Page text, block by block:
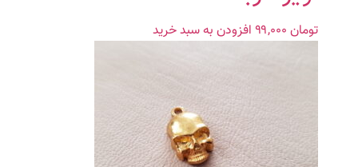
تومان افزودن به سبد خرید